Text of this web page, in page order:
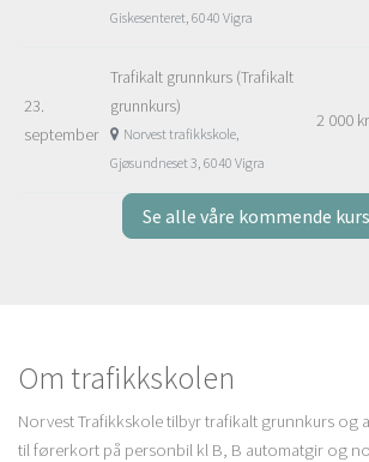
Giskesenteret, 6040 Vigra
23.
september
Trafikalt grunnkurs (Trafikalt
grunnkurs)
Norvest trafikkskole,
Gjøsundneset 3, 6040 Vigra
2 000 kr
Se alle våre kommende kurs
Om trafikkskolen
Norvest Trafikkskole tilbyr trafikalt grunnkurs
til førerkort på personbil kl B, B automatgir og